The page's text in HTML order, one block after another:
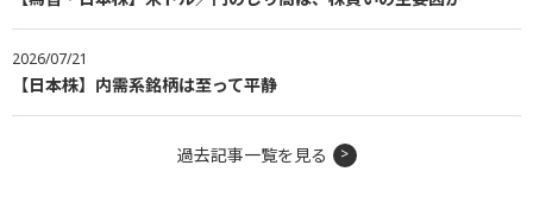
2026/07/21
【日本株】内需系銘柄は至って平静
過去記事一覧を見る